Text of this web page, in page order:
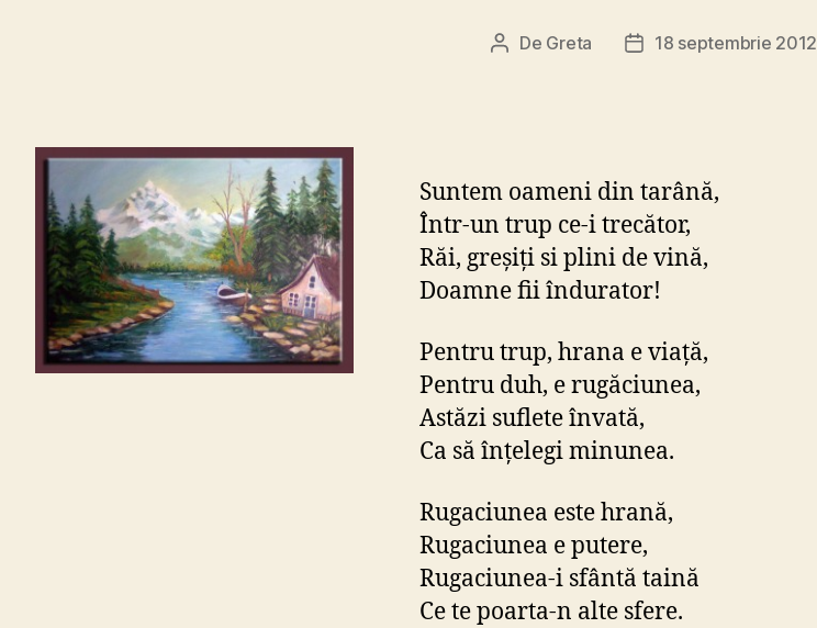
Autor
De Greta
Dată18 septembrie 2012
Suntem oameni din tarână,
Într-un trup ce-i trecător,
Răi, greşiţi si plini de vină,
Doamne fii îndurator!
Pentru trup, hrana e viaţă,
Pentru duh, e rugăciunea,
Astăzi suflete învată,
Ca să înţelegi minunea.
Rugaciunea este hrană,
Rugaciunea e putere,
Rugaciunea-i sfântă taină
Ce te poarta-n alte sfere.